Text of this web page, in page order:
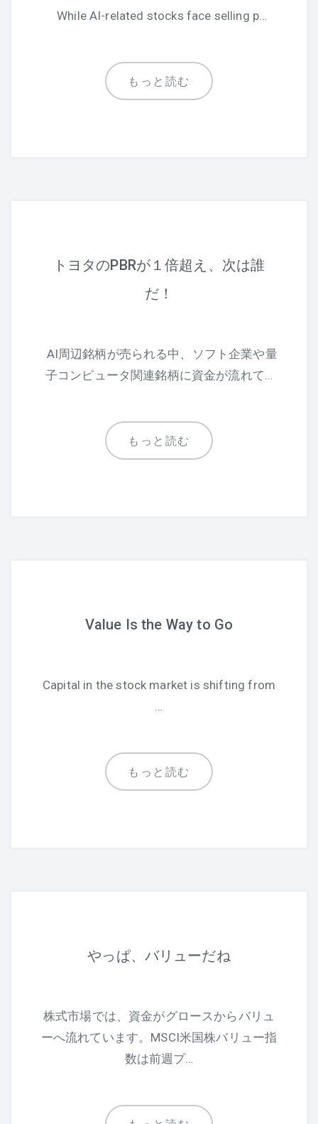
While AI-related stocks face selling p…
もっと読む
トヨタのPBRが１倍超え、次は誰
だ！
AI周辺銘柄が売られる中、ソフト企業や量
子コンピュータ関連銘柄に資金が流れて…
もっと読む
Value Is the Way to Go
Capital in the stock market is shifting from
…
もっと読む
やっぱ、バリューだね
株式市場では、資金がグロースからバリュ
ーへ流れています。MSCI米国株バリュー指
数は前週プ…